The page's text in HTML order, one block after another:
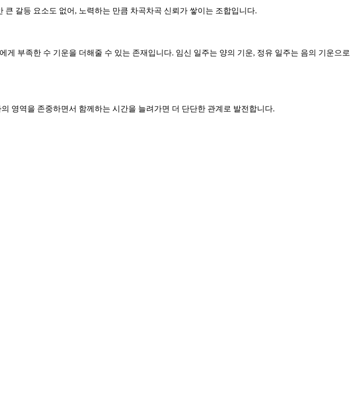
갈등 요소도 없어, 노력하는 만큼 차곡차곡 신뢰가 쌓이는 조합입니다.
부족한 수 기운을 더해줄 수 있는 존재입니다. 임신 일주는 양의 기운, 정유 일주는 음의 기운으로
영역을 존중하면서 함께하는 시간을 늘려가면 더 단단한 관계로 발전합니다.